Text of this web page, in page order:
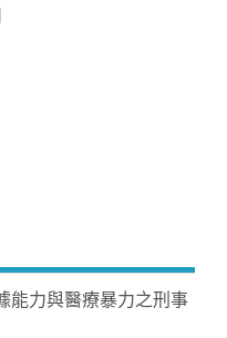
能力與醫療暴力之刑事